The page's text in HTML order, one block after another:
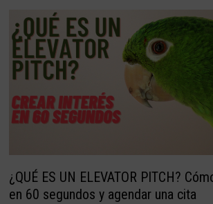
¿QUÉ ES UN ELEVATOR PITCH?
en 60 segundos y agendar una cita